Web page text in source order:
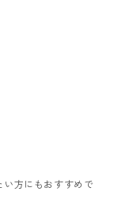
方にもおすすめで